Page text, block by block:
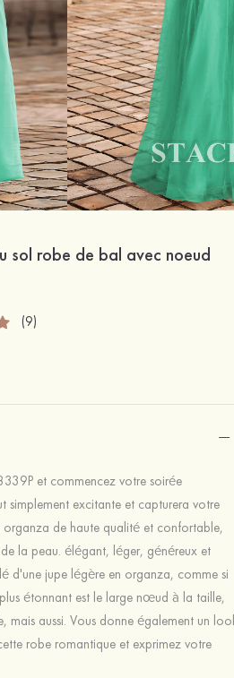
sol robe de bal avec noeud
(9)
et commencez votre soirée
simplement excitante et capturera votre
de haute qualité et confortable,
la peau. élégant, léger, généreux et
d'une jupe légère en organza, comme si
étonnant est le large nœud à la taille,
mais aussi. Vous donne également un
robe romantique et exprimez votre